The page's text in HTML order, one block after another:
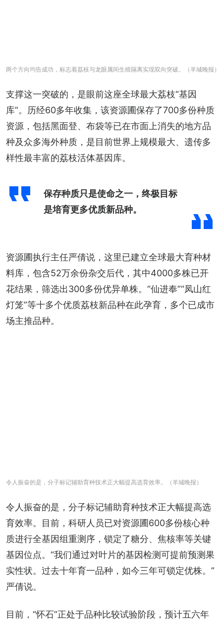
两个方向均告成功，标志着荔枝与龙眼属间生殖隔离实现双向突破。（羊城晚报）
支撑这一突破的，是眼前这座全球最大荔枝“基因
库”。历经60多年收集，该资源圃保存了700多份种质
资源，包括黑面登、布袋等已在市面上消失的地方品
种及众多海外种质，是目前世界上规模最大、遗传多
样性最丰富的荔枝活体基因库。
保存种质只是使命之一，终极目标
是培育更多优质新品种。
资源圃执行主任严倩说，这里已建立全球最大育种材
料库，包含52万余份杂交后代，其中4000多株已开
花结果，筛选出300多份优异单株。“仙进奉”“凤山红
灯笼”等十多个优质荔枝新品种在此孕育，多个已成市
场主推品种。
令人振奋的是，分子标记辅助育种技术正大幅提高选育效率。（羊城晚报）
令人振奋的是，分子标记辅助育种技术正大幅提高选
育效率。目前，科研人员已对资源圃600多份核心种
质进行全基因组重测序，锁定了糖分、焦核率等关键
基因位点。“我们通过对叶片的基因检测可提前预测果
实性状。过去十年育一品种，如今三年可锁定优株。”
严倩说。
目前，“怀石”正处于品种比较试验阶段，预计五六年